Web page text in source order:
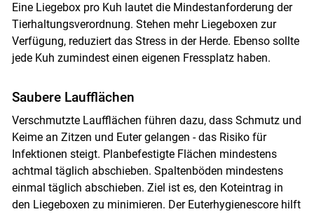
Eine Liegebox pro Kuh lautet die Mindestanforderung der
Tierhaltungsverordnung. Stehen mehr Liegeboxen zur
Verfügung, reduziert das Stress in der Herde. Ebenso sollte
jede Kuh zumindest einen eigenen Fressplatz haben.
Saubere Laufflächen
Verschmutzte Laufflächen führen dazu, dass Schmutz und
Keime an Zitzen und Euter gelangen - das Risiko für
Infektionen steigt. Planbefestigte Flächen mindestens
achtmal täglich abschieben. Spaltenböden mindestens
einmal täglich abschieben. Ziel ist es, den Koteintrag in
den Liegeboxen zu minimieren. Der Euterhygienescore hilft